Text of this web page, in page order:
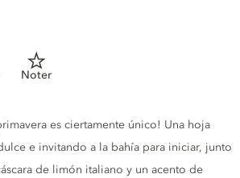
Noter
es ciertamente único! Una hoja
e invitando a la bahía para iniciar, junto
de limón italiano y un acento de